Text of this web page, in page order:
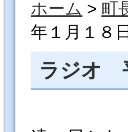
ホーム > 町
年１月１８日
ラジオ